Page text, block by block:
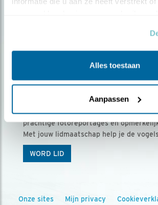
Alles toestaan
Aanpassen
Ontvang 5 x Vogels voor €
Vogels is het tijdschrift voor onze
prachtige fotoreportages en
Met jouw lidmaatschap help je de
WORD LID
Onze sites Mijn privacy